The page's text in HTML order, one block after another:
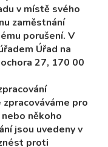
v místě svého
zaměstnání
porušení. V
Úřad na
27, 170 00
pro
někoho
jsou uvedeny v
proti